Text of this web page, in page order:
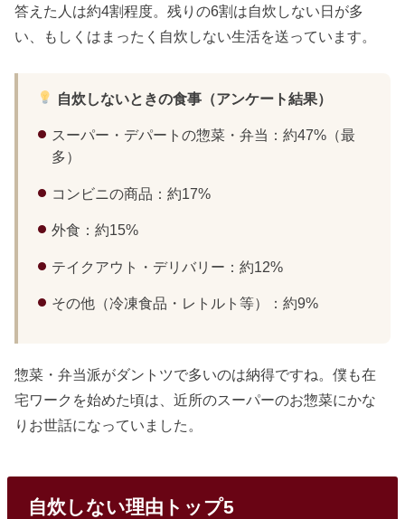
答えた人は約4割程度。残りの6割は自炊しない日が多
い、もしくはまったく自炊しない生活を送っています。
自炊しないときの食事（アンケート結果）
スーパー・デパートの惣菜・弁当：約47%（最
多）
コンビニの商品：約17%
外食：約15%
テイクアウト・デリバリー：約12%
その他（冷凍食品・レトルト等）：約9%
惣菜・弁当派がダントツで多いのは納得ですね。僕も在
宅ワークを始めた頃は、近所のスーパーのお惣菜にかな
りお世話になっていました。
自炊しない理由トップ5